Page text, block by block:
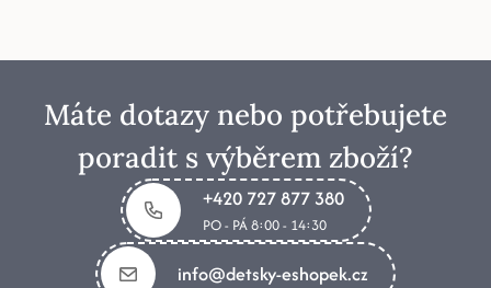
Máte dotazy nebo potřebujete
poradit s výběrem zboží?
+420 727 877 380
PO - PÁ 8:00 - 14:30
info@detsky-eshopek.cz